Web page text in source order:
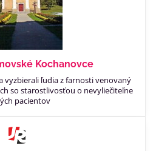
Kochanovce
vyzbierali ľudia z farnosti venovaný
so starostlivosťou o nevyliečiteľne
pacientov